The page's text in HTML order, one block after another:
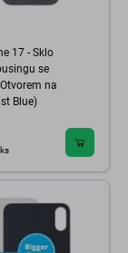
17 - Sklo
se
na
Blue)